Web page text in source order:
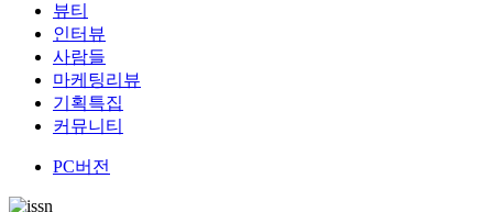
뷰티
인터뷰
사람들
마케팅리뷰
기획특집
커뮤니티
PC버전